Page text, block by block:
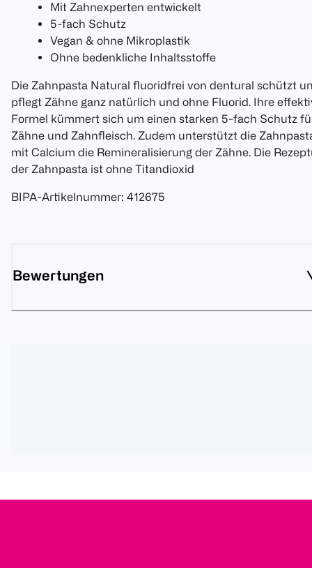
Mit Zahnexperten entwickelt
5-fach Schutz
Vegan & ohne Mikroplastik
Ohne bedenkliche Inhaltsstoffe
Die Zahnpasta Natural fluoridfrei von dentural schützt
pflegt Zähne ganz natürlich und ohne Fluorid. Ihre
Formel kümmert sich um einen starken 5-fach Schutz
Zähne und Zahnfleisch. Zudem unterstützt die
mit Calcium die Remineralisierung der Zähne. Die
der Zahnpasta ist ohne Titandioxid
BIPA-Artikelnummer: 412675
Bewertungen